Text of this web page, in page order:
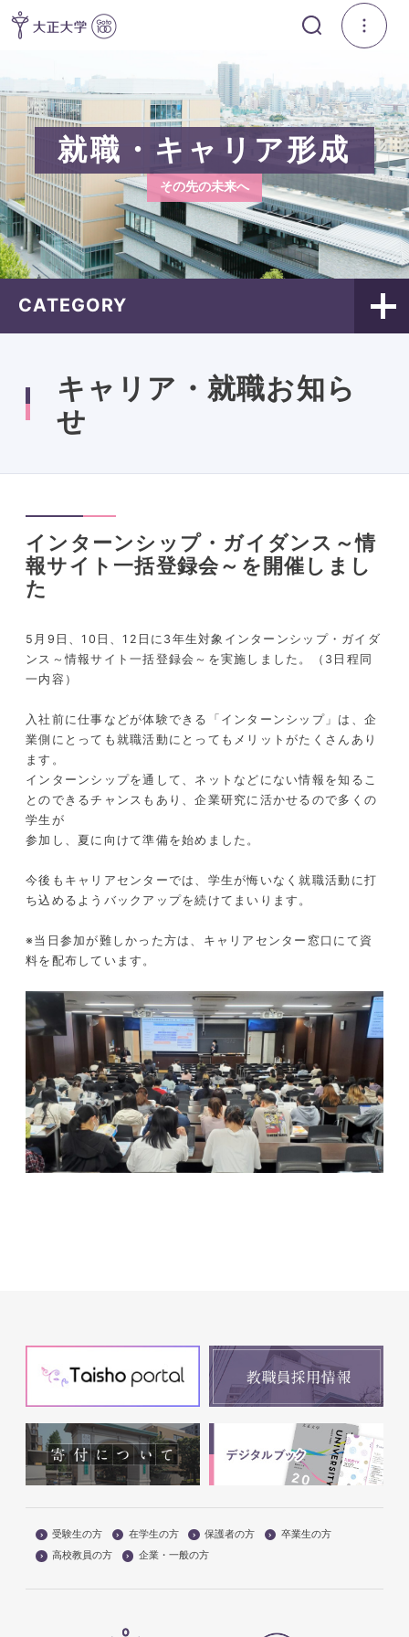
就職・キャリア形成
その先の未来へ
CATEGORY
キャリア・就職お知ら
せ
インターンシップ・ガイダンス～情
報サイト一括登録会～を開催しまし
た
5月9日、10日、12日に3年生対象インターンシップ・ガイダ
ンス～情報サイト一括登録会～を実施しました。（3日程同
一内容）
入社前に仕事などが体験できる「インターンシップ」は、企
業側にとっても就職活動にとってもメリットがたくさんあり
ます。
インターンシップを通して、ネットなどにない情報を知るこ
とのできるチャンスもあり、企業研究に活かせるので多くの
学生が
参加し、夏に向けて準備を始めました。
今後もキャリアセンターでは、学生が悔いなく就職活動に打
ち込めるようバックアップを続けてまいります。
※当日参加が難しかった方は、キャリアセンター窓口にて資
料を配布しています。
受験生の方 在学生の方 保護者の方
卒業生の方
高校教員の方
企業・一般の方